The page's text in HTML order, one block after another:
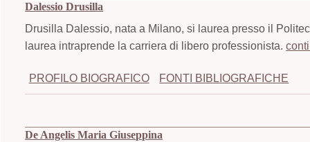
Dalessio Drusilla
Drusilla Dalessio, nata a Milano, si laurea presso il
laurea intraprende la carriera di libero professionista.
PROFILO BIOGRAFICO FONTI BIBLIOGRAFICHE
De Angelis Maria Giuseppina